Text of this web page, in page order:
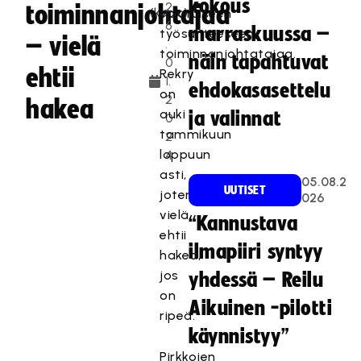
toiminnanjohtajaa
– vielä
ehtii
hakea
2
6
.
0
1.
2
0
2
4
vakituiseen
työsuhteeseen
toiminnanjohtatajaa.
Rekry
on
auki
tammikuun
loppuun
asti,
joten
vielä
ehtii
hakea,
jos
on
ripeä.
Pirkkojen
kokous
marraskuussa –
näin tapahtuvat
ehdokasasettelu
ja valinnat
UUTISET
05.08.2
026
“Kannustava
ilmapiiri syntyy
yhdessä – Reilu
Aikuinen -pilotti
käynnistyy”